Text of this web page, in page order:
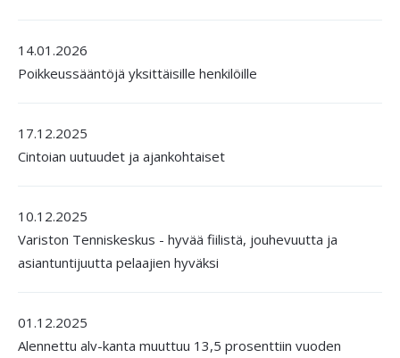
14.01.2026
Poikkeussääntöjä yksittäisille henkilöille
17.12.2025
Cintoian uutuudet ja ajankohtaiset
10.12.2025
Variston Tenniskeskus - hyvää fiilistä, jouhevuutta ja
asiantuntijuutta pelaajien hyväksi
01.12.2025
Alennettu alv-kanta muuttuu 13,5 prosenttiin vuoden